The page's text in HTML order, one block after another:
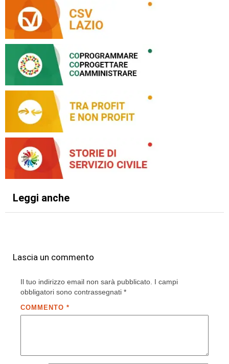
Leggi anche
Lascia un commento
Il tuo indirizzo email non sarà pubblicato. I campi
obbligatori sono contrassegnati *
COMMENTO *